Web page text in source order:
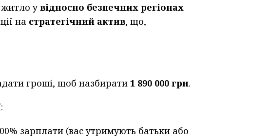
у відносно безпечних регіонах
на стратегічний актив, що,
гроші, щоб назбирати 1 890 000 грн.
зарплати (вас утримують батьки або